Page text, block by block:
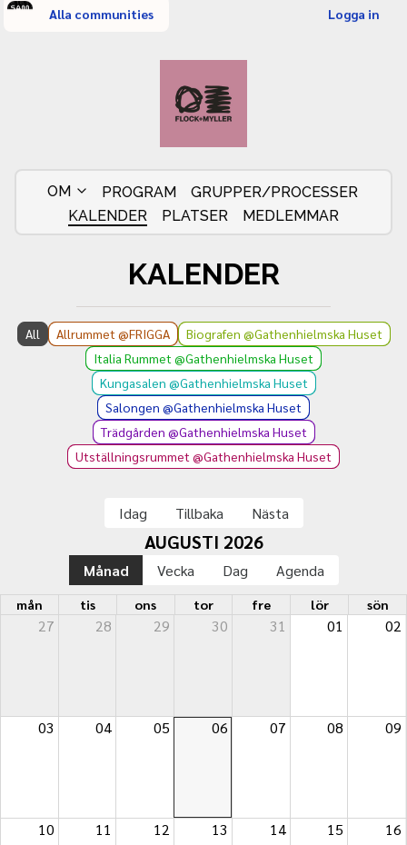
Alla communities Logga in
OM PROGRAM
GRUPPER/PROCESSER
KALENDER
PLATSER MEDLEMMAR
KALENDER
All Allrummet @FRIGGA
Biografen @Gathenhielmska Huset
Italia Rummet @Gathenhielmska Huset
Kungasalen @Gathenhielmska Huset
Salongen @Gathenhielmska Huset
Trädgården @Gathenhielmska Huset
Utställningsrummet @Gathenhielmska Huset
Idag Tillbaka Nästa
AUGUSTI 2026
Månad Vecka Dag Agenda
mån tis ons tor fre lör sön
27 28 29 30 31 01 02
03 04 05 06 07 08 09
10 11 12 13 14 15 16